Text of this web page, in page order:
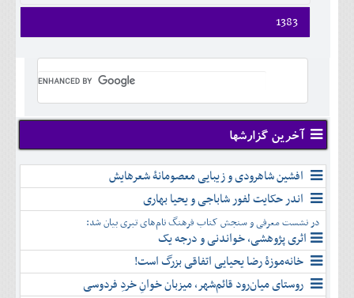
1383
فروردين
تير
مرداد
شهريور
مهر
آبان
آذر
دی
بهمن
اسفند
آخرین گزارشها
افشین شاهرودی و زیبایی معصومانۀ شعرهایش
اندر حکایت لفور شاباجی و یحیا بهاری
در نشست معرفی و سنجش کتاب فرهنگ نام‌های تبری بیان شد:
اثری پژوهشی، خواندنی و درجه یک
خانه‌موزۀ رضا یحیایی اتفاقی بزرگ است!
روستای میان‌رود قائم‌شهر، میزبان خوانِ خردِ فردوسی